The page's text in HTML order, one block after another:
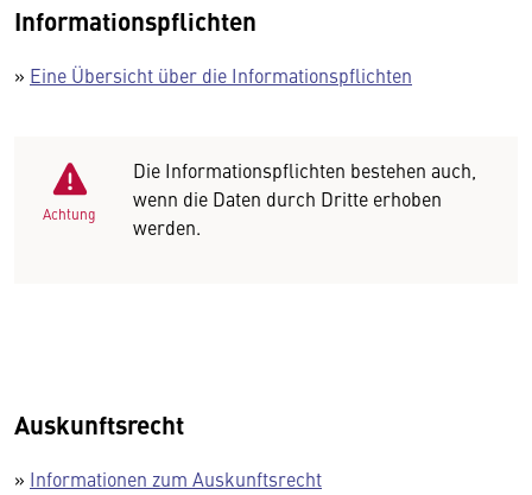
Informationspflichten
» Eine Übersicht über die Informationspflichten
Achtung
Die Informationspflichten bestehen auch,
wenn die Daten durch Dritte erhoben
werden.
Auskunftsrecht
» Informationen zum Auskunftsrecht